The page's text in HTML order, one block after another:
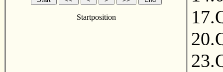
Startposition